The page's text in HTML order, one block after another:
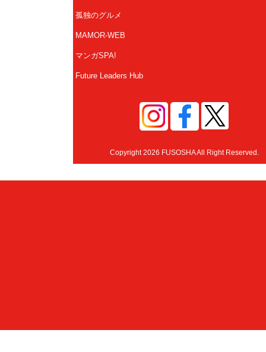
孤独のグルメ
MAMOR-WEB
マンガSPA!
Future Leaders Hub
Copyright 2026 FUSOSHA All Right Reserved.